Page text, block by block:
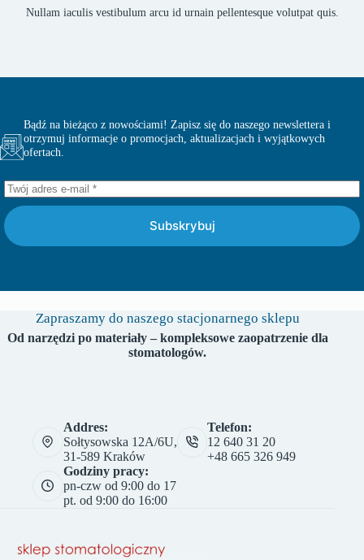
Nullam iaculis vestibulum arcu id urnain pellentesque volutpat quis.
Bądź na bieżąco z nowościami! Zapisz się do naszego newslettera i
otrzymuj informacje o promocjach, aktualizacjach i wyjątkowych
ofertach.
Subskrybuj
Zapraszamy do naszego stacjonarnego sklepu
Od narzędzi po materiały – kompleksowe zaopatrzenie dla
stomatologów.
Addres:
Sołtysowska 12A/6U,
31-589 Kraków
Telefon:
12 640 31 20
+48 665 326 949
Godziny pracy:
pn-czw od 9:00 do 17
pt. od 9:00 do 16:00